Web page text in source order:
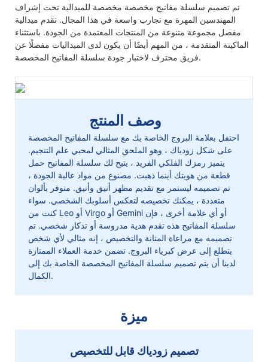
تم تصميم سلسلة مفاتيح مخصصة مخصصة للميدالية تحت إشراف
المهندسين المهرة مع تجارب واسعة في هذا المجال. تقدم ميدالية
مفصل مجموعة متنوعة من المنتجات المعتمدة من الجودة. باستثناء
الماكينة المتقدمة ، من المهم أيضًا أن يكون لدى الميداليات مفصلًا عن
فريق محترف لاختبار جودة سلسلة المفاتيح المخصصة.
وصف المنتج
احتفل بعلامة البروج الخاصة بك مع سلسلة المفاتيح المخصصة
على شكل زودياك ، وهو الملحق المثالي لمحبي علم التنجيم.
يتميز رمزك الفلكي الفريد ، يتيح لك سلسلة المفاتيح حمل
قطعة من هويتك أينما ذهبت. مصنوع من مواد عالية الجودة ،
تم تصميمه ليستمر مع تقديم مظهر أنيق وأنيق. متوفر بألوان
متعددة ، يمكنك تخصيصه لتعكس أسلوبك الشخصي. سواء
كنت من Leo أو Virgo أو Gemini أو أي علامة أخرى ، فإن
سلسلة المفاتيح هذه تقدم هدية مدروسة أو تذكار شخصي. تم
تصميمه مع مراعاة المتانة والتخصيص ، إنه مثالي لأي شخص
يتطلع إلى عرض كبرياء البروج. تضمن خدمة العملاء الممتازة
لدينا أن يتم تصميم سلسلة المفاتيح المخصصة الخاصة بك إلى
الكمال.
ميزة
تصميم زودياك قابل للتخصيص